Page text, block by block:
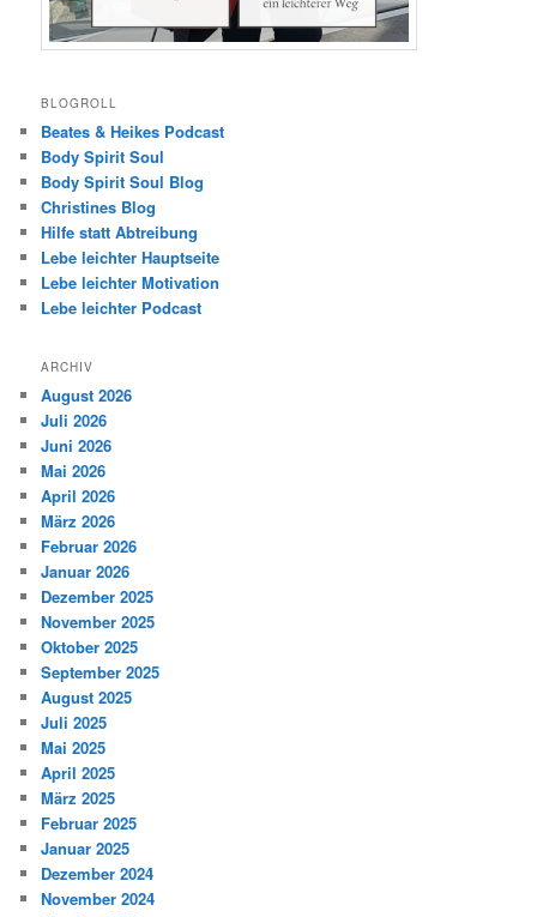
BLOGROLL
Beates & Heikes Podcast
Body Spirit Soul
Body Spirit Soul Blog
Christines Blog
Hilfe statt Abtreibung
Lebe leichter Hauptseite
Lebe leichter Motivation
Lebe leichter Podcast
ARCHIV
August 2026
Juli 2026
Juni 2026
Mai 2026
April 2026
März 2026
Februar 2026
Januar 2026
Dezember 2025
November 2025
Oktober 2025
September 2025
August 2025
Juli 2025
Mai 2025
April 2025
März 2025
Februar 2025
Januar 2025
Dezember 2024
November 2024